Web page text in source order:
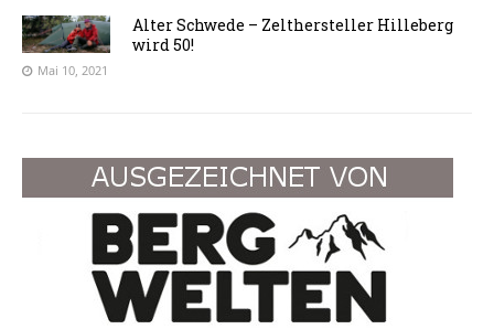
Alter Schwede – Zelthersteller Hilleberg
wird 50!
Mai 10, 2021